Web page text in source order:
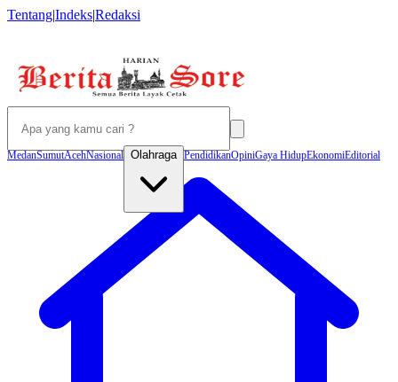
Tentang|Indeks|Redaksi
MedanSumutAcehNasional Olahraga PendidikanOpiniGaya HidupEkonomiEditorial